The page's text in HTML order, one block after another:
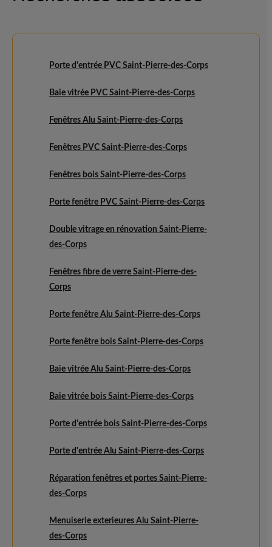
Porte d'entrée PVC Saint-Pierre-des-Corps
Baie vitrée PVC Saint-Pierre-des-Corps
Fenêtres Alu Saint-Pierre-des-Corps
Fenêtres PVC Saint-Pierre-des-Corps
Fenêtres bois Saint-Pierre-des-Corps
Porte fenêtre PVC Saint-Pierre-des-Corps
Double vitrage en rénovation Saint-Pierre-
des-Corps
Fenêtres fibre de verre Saint-Pierre-des-
Corps
Porte fenêtre Alu Saint-Pierre-des-Corps
Porte fenêtre bois Saint-Pierre-des-Corps
Baie vitrée Alu Saint-Pierre-des-Corps
Baie vitrée bois Saint-Pierre-des-Corps
Porte d'entrée bois Saint-Pierre-des-Corps
Porte d'entrée Alu Saint-Pierre-des-Corps
Réparation fenêtres et portes Saint-Pierre-
des-Corps
Menuiserie exterieures Alu Saint-Pierre-
des-Corps